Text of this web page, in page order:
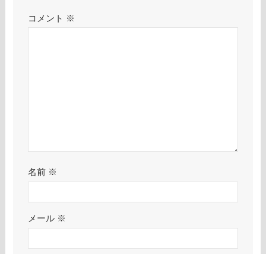
コメント ※
名前 ※
メール ※